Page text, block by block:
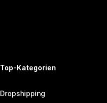
Top-Kategorien
Dropshipping